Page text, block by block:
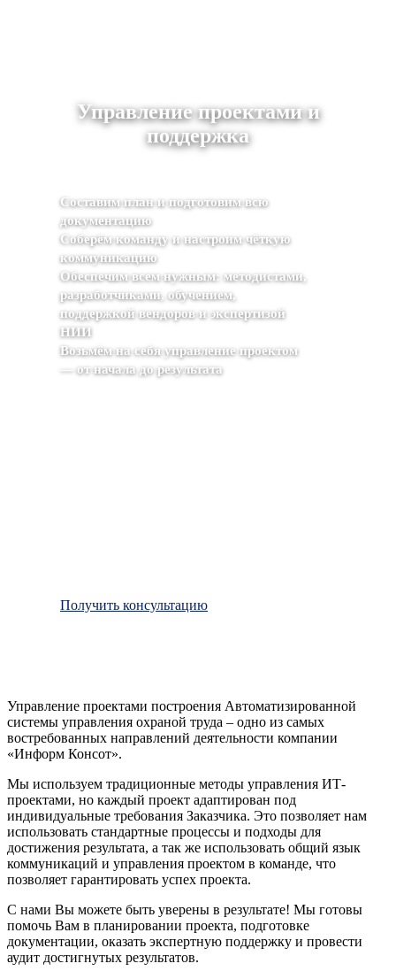
Управление проектами и
поддержка
Составим план и подготовим всю
документацию
Соберём команду и настроим чёткую
коммуникацию
Обеспечим всем нужным: методистами,
разработчиками, обучением,
поддержкой вендоров и экспертизой
НИИ
Возьмём на себя управление проектом
— от начала до результата
Получить консультацию
Управление проектами построения Автоматизированной
системы управления охраной труда – одно из самых
востребованных направлений деятельности компании
«Информ Консот».
Мы используем традиционные методы управления ИТ-
проектами, но каждый проект адаптирован под
индивидуальные требования Заказчика. Это позволяет нам
использовать стандартные процессы и подходы для
достижения результата, а так же использовать общий язык
коммуникаций и управления проектом в команде, что
позволяет гарантировать успех проекта.
С нами Вы можете быть уверены в результате! Мы готовы
помочь Вам в планировании проекта, подготовке
документации, оказать экспертную поддержку и провести
аудит достигнутых результатов.